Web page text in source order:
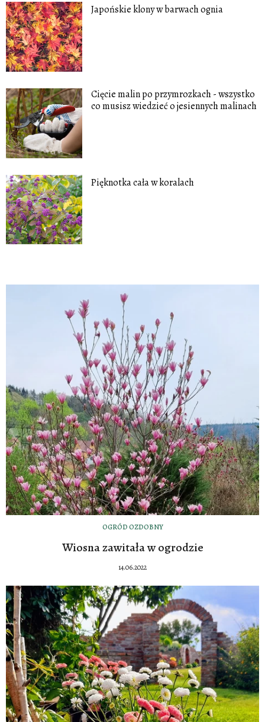
Japońskie klony w barwach ognia
Cięcie malin po przymrozkach - wszystko
co musisz wiedzieć o jesiennych malinach
Pięknotka cała w koralach
OGRÓD OZDOBNY
Wiosna zawitała w ogrodzie
14.06.2022